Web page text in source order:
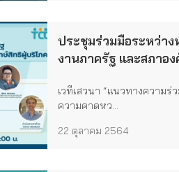
ประชุมร่วมมือระหว่าง
งานภาครัฐ และสภาอง
พิทักษ์สิทธิผู้บริโภค
เวทีเสวนา “แนวทางความร่
ความคาดหว...
22 ตุลาคม 2564